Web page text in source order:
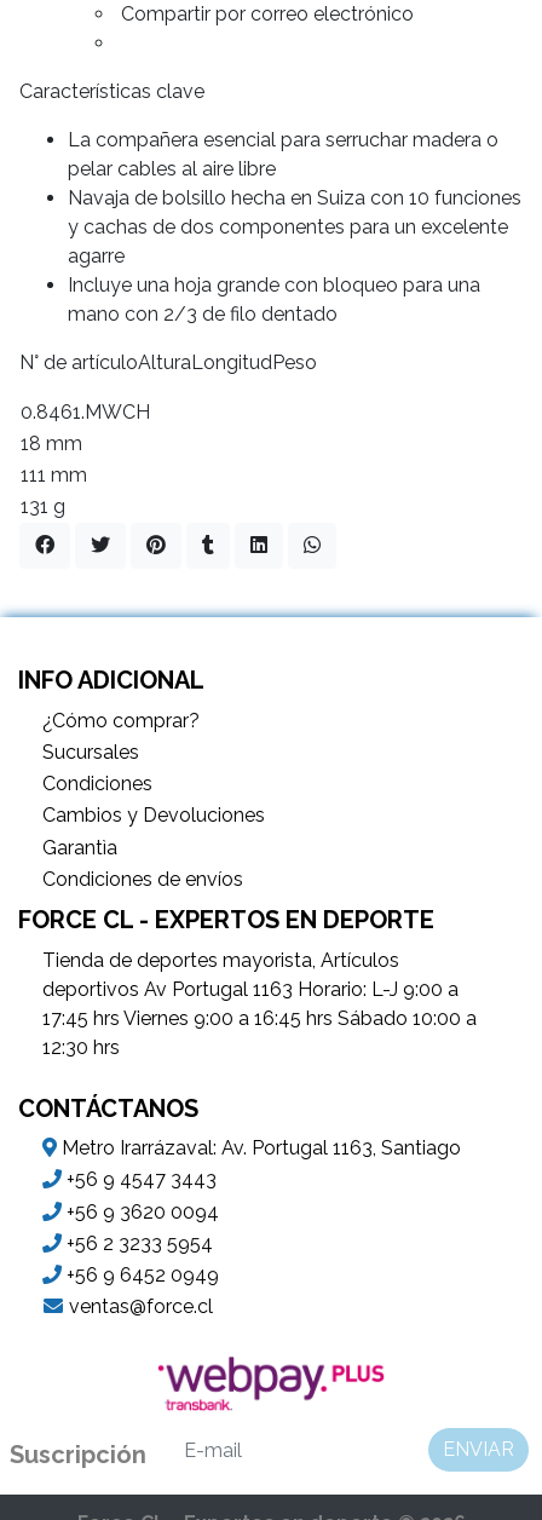
Compartir por correo electrónico
Características clave
La compañera esencial para serruchar madera o
pelar cables al aire libre
Navaja de bolsillo hecha en Suiza con 10 funciones
y cachas de dos componentes para un excelente
agarre
Incluye una hoja grande con bloqueo para una
mano con 2/3 de filo dentado
N° de artículoAlturaLongitudPeso
0.8461.MWCH
18 mm
111 mm
131 g
INFO ADICIONAL
¿Cómo comprar?
Sucursales
Condiciones
Cambios y Devoluciones
Garantìa
Condiciones de envíos
FORCE CL - EXPERTOS EN DEPORTE
Tienda de deportes mayorista, Artículos
deportivos Av Portugal 1163 Horario: L-J 9:00 a
17:45 hrs Viernes 9:00 a 16:45 hrs Sábado 10:00 a
12:30 hrs
CONTÁCTANOS
Metro Irarrázaval: Av. Portugal 1163, Santiago
+56 9 4547 3443
+56 9 3620 0094
+56 2 3233 5954
+56 9 6452 0949
ventas@force.cl
Suscripción ENVIAR